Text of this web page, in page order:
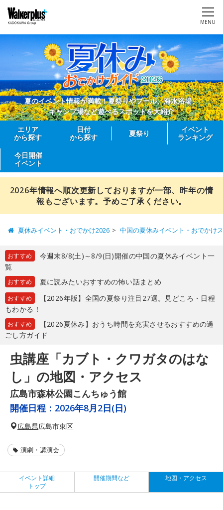
MENU
夏のイベント情報が満載！夏祭りやプール、海水浴場、
キャンプ場など遊べるスポットを大紹介
エリア
から探す
日付
から探す
夏祭り
イベント
ランキング
今日開催
イベント
2026年情報へ順次更新しておりますが一部、昨年の情
報もございます。予めご了承ください。
夏休みイベント・おでかけ2026 中国の夏休みイベント・おでかけ
おすすめ
今週末8/8(土)～8/9(日)開催の中国の夏休みイベント一
覧
おすすめ 夏に読みたいおすすめの怖い話まとめ
おすすめ
【2026年版】全国の夏祭り注目27選。見どころ・日程
もわかる！
おすすめ
【2026夏休み】おうち時間を充実させるおすすめの過
ごし方ガイド
虫講座「カブト・クワガタのはな
し」の地図・アクセス
広島市森林公園こんちゅう館
開催日程： 2026年8月2日(日)
広島県広島市東区
演劇・講演会
イベント詳細
トップ
開催期間など 地図・アクセス